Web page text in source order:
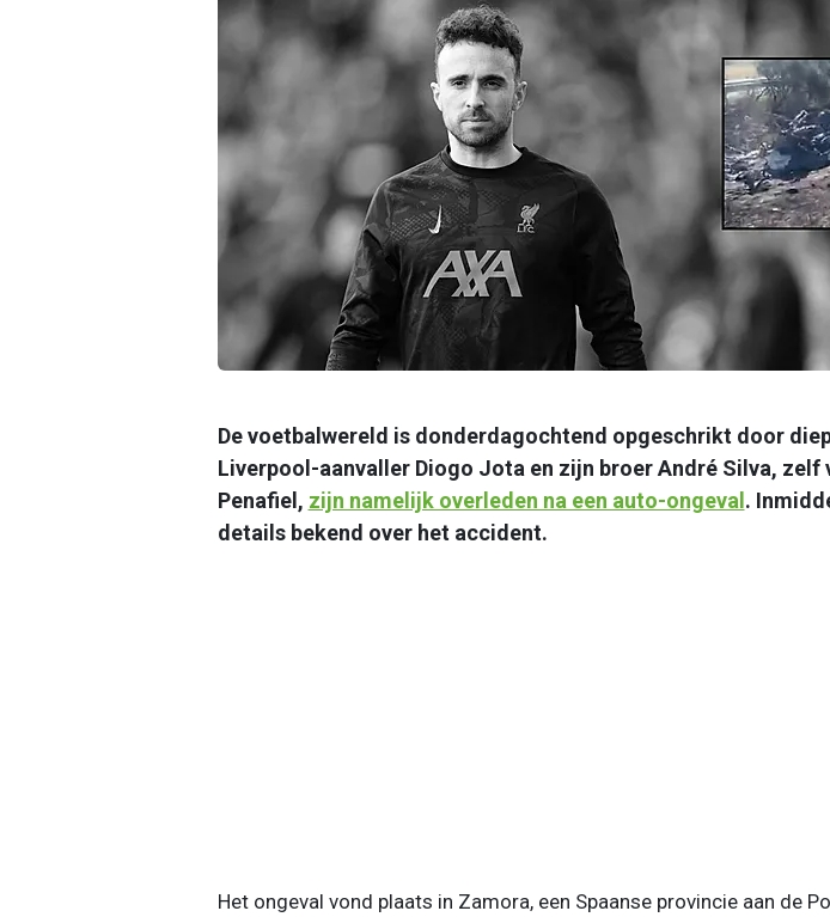
De voetbalwereld is donderdagochtend opgeschrikt door
Liverpool-aanvaller Diogo Jota en zijn broer André Silva, zelf
Penafiel, zijn namelijk overleden na een auto-ongeval.
details bekend over het accident.
Het ongeval vond plaats in Zamora, een Spaanse provincie aan de